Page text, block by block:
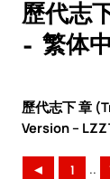
歷代志
– 繁体
歷代志下 章
Version –
◄ 1 ..